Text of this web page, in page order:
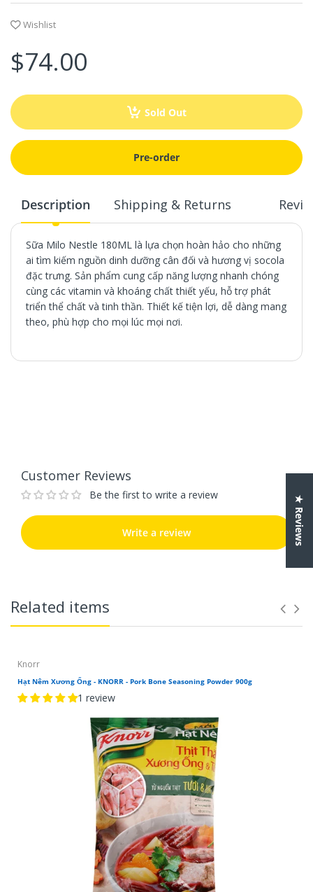
Wishlist
$74.00
Sold Out
Pre-order
Description Shipping & Returns
Sữa Milo Nestle 180ML là lựa chọn hoàn hảo cho những
ai tìm kiếm nguồn dinh dưỡng cân đối và hương vị socola
đặc trưng. Sản phẩm cung cấp năng lượng nhanh chóng
cùng các vitamin và khoáng chất thiết yếu, hỗ trợ phát
triển thể chất và tinh thần. Thiết kế tiện lợi, dễ dàng mang
theo, phù hợp cho mọi lúc mọi nơi.
Customer Reviews
Customer Reviews
Be the first to write a review
Write a review
Related items
Knorr
Hạt Nêm Xương Ống - KNORR - Pork Bone Seasoning Powder 900g
1 review
★ Reviews